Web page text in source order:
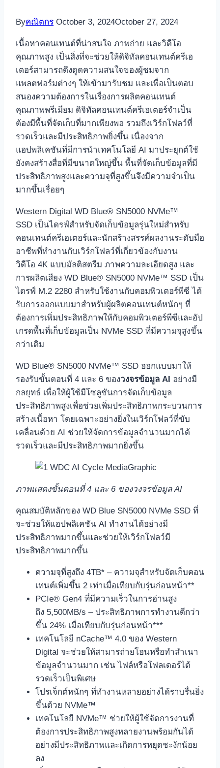
Byคณิตกร October 3, 2024October 27, 2024
เนื้อหาคอนเทนต์ที่น่าสนใจ ภาพถ่าย และวิดีโอ
คุณภาพสูง เป็นสิ่งที่จะช่วยให้ดิจิทัลคอนเทนต์ครีเอ
เตอร์สามารถดึงดูดความสนใจของผู้ชมจาก
แพลตฟอร์มต่างๆ ให้เข้ามารับชม และเพื่อเป็นตอบ
สนองความต้องการในเรื่องการผลิตคอนเทนต์
คุณภาพพรีเมียม ดิจิทัลคอนเทนต์ครีเอเตอร์จำเป็น
ต้องมีพื้นที่จัดเก็บที่มากเพียงพอ รวมถึงเวิร์กโฟลว์ที่
รวดเร็วและมีประสิทธิภาพยิ่งขึ้น เนื่องจาก
แอปพลิเคชันที่มีการนำเทคโนโลยี AI มาประยุกต์ใช้
ยังคงสร้างสื่อที่มีขนาดใหญ่ขึ้น พื้นที่จัดเก็บข้อมูลที่มี
ประสิทธิภาพสูงและความจุที่สูงขึ้นจึงมีความจำเป็น
มากขึ้นเรื่อยๆ
Western Digital WD Blue® SN5000 NVMe™
SSD เป็นไดรฟ์สำหรับจัดเก็บข้อมูลรุ่นใหม่สำหรับ
คอนเทนต์ครีเอเตอร์และนักสร้างสรรค์ผลงานระดับมือ
อาชีพที่ทำงานกับเวิร์กโฟลว์ที่เกี่ยวข้องกับงาน
วิดีโอ 4K แบบมัลติสตรีม ภาพความละเอียดสูง และ
การผลิตเสียง WD Blue® SN5000 NVMe™ SSD เป็น
ไดรฟ์ M.2 2280 สำหรับใช้งานกับคอมพิวเตอร์พีซี ได้
รับการออกแบบมาสำหรับผู้ผลิตคอนเทนต์หนักๆ ที่
ต้องการเพิ่มประสิทธิภาพให้กับคอมพิวเตอร์พีซีและอัป
เกรดพื้นที่เก็บข้อมูลเป็น NVMe SSD ที่มีความจุสูงขึ้น
กว่าเดิม
WD Blue® SN5000 NVMe™ SSD ออกแบบมาให้
รองรับขั้นตอนที่ 4 และ 6 ของวงจรข้อมูล AI อย่างมี
กลยุทธ์ เพื่อให้ผู้ใช้มีโซลูชันการจัดเก็บข้อมูล
ประสิทธิภาพสูงเพื่อช่วยเพิ่มประสิทธิภาพกระบวนการ
สร้างเนื้อหา โดยเฉพาะอย่างยิ่งในเวิร์กโฟลว์ที่ขับ
เคลื่อนด้วย AI ช่วยให้จัดการข้อมูลจำนวนมากได้
รวดเร็วและมีประสิทธิภาพมากยิ่งขึ้น
ภาพแสดงขั้นตอนที่4 และ 6 ของวงจรข้อมูล AI
คุณสมบัติหลักของ WD Blue SN5000 NVMe SSD ที่
จะช่วยให้แอปพลิเคชัน AI ทำงานได้อย่างมี
ประสิทธิภาพมากขึ้นและช่วยให้เวิร์กโฟลว์มี
ประสิทธิภาพมากขึ้น
ความจุที่สูงถึง 4TB* – ความจุสำหรับจัดเก็บคอน
เทนต์เพิ่มขึ้น 2 เท่าเมื่อเทียบกับรุ่นก่อนหน้า**
PCIe® Gen4 ที่มีความเร็วในการอ่านสูง
ถึง 5,500MB/s – ประสิทธิภาพการทำงานดีกว่า
ขึ้น 24% เมื่อเทียบกับรุ่นก่อนหน้า***
เทคโนโลยี nCache™ 4.0 ของ Western
Digital จะช่วยให้สามารถ่ายโอนหรือทำสำเนา
ข้อมูลจำนวนมาก เช่น ไฟล์หรือโฟลเดอร์ได้
รวดเร็วเป็นพิเศษ
โปรเจ็กต์หนักๆ ที่ทำงานหลายอย่างได้ราบรื่นยิ่ง
ขึ้นด้วย NVMe™
เทคโนโลยี NVMe™ ช่วยให้ผู้ใช้จัดการงานที่
ต้องการประสิทธิภาพสูงหลายงานพร้อมกันได้
อย่างมีประสิทธิภาพและเกิดการหยุดชะงักน้อย
ลง